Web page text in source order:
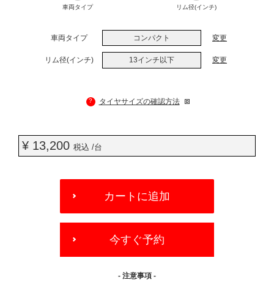
車両タイプ リム径(インチ)
車両タイプ コンパクト 変更
リム径(インチ) 13インチ以下 変更
? タイヤサイズの確認方法
¥ 13,200 税込 /台
OPTIONS
カートに追加
今すぐ予約
- 注意事項 -